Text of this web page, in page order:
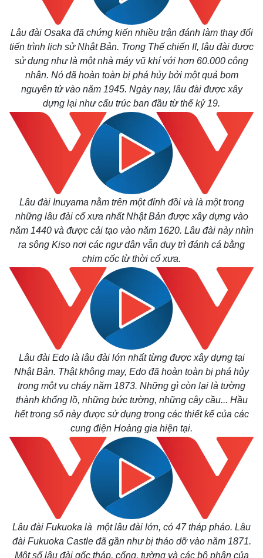
Kinh tế
Bất động sản
Khởi nghiệp
Thị trường
Giá vàng
Tiêu dùng
Tỷ giá
Chứng khoán
Giá cà phê
Lâu đài Osaka đã chứng kiến nhiều trận đánh làm thay đổi
tiến trình lịch sử Nhật Bản. Trong Thế chiến II, lâu đài được
sử dụng như là một nhà máy vũ khí với hơn 60.000 công
nhân. Nó đã hoàn toàn bị phá hủy bởi một quả bom
nguyên tử vào năm 1945. Ngày nay, lâu đài được xây
dựng lại như cấu trúc ban đầu từ thế kỷ 19.
Lâu đài Inuyama nằm trên một đỉnh đồi và là một trong
những lâu đài cổ xưa nhất Nhật Bản được xây dựng vào
năm 1440 và được cải tạo vào năm 1620. Lâu đài này nhìn
ra sông Kiso nơi các ngư dân vẫn duy trì đánh cá bằng
chim cốc từ thời cổ xưa.
Lâu đài Edo là lâu đài lớn nhất từng được xây dựng tại
Nhật Bản. Thật không may, Edo đã hoàn toàn bị phá hủy
trong một vụ cháy năm 1873. Những gì còn lại là tường
thành khổng lồ, những bức tường, những cây cầu... Hầu
hết trong số này được sử dụng trong các thiết kế của các
cung điện Hoàng gia hiện tại.
Lâu đài Fukuoka là một lâu đài lớn, có 47 tháp pháo. Lâu
đài Fukuoka Castle đã gần như bị tháo dỡ vào năm 1871.
Một số lâu đài gốc tháp, cổng, tường và các bộ phận của